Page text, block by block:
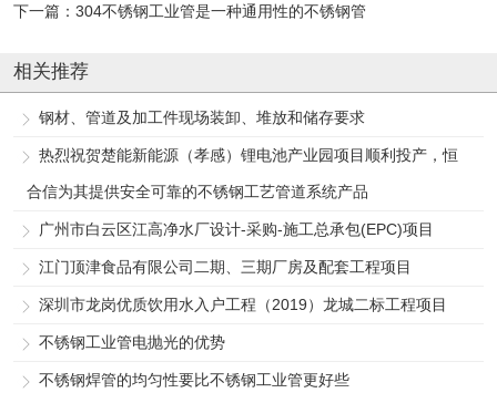
下一篇： 304不锈钢工业管是一种通用性的不锈钢管
相关推荐
钢材、管道及加工件现场装卸、堆放和储存要求
热烈祝贺楚能新能源（孝感）锂电池产业园项目顺利投产，恒
合信为其提供安全可靠的不锈钢工艺管道系统产品
广州市白云区江高净水厂设计-采购-施工总承包(EPC)项目
江门顶津食品有限公司二期、三期厂房及配套工程项目
深圳市龙岗优质饮用水入户工程（2019）龙城二标工程项目
不锈钢工业管电抛光的优势
不锈钢焊管的均匀性要比不锈钢工业管更好些